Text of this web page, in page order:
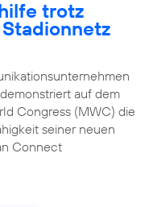
trotz
auf dem
Congress (MWC) die
seiner neuen
Connect